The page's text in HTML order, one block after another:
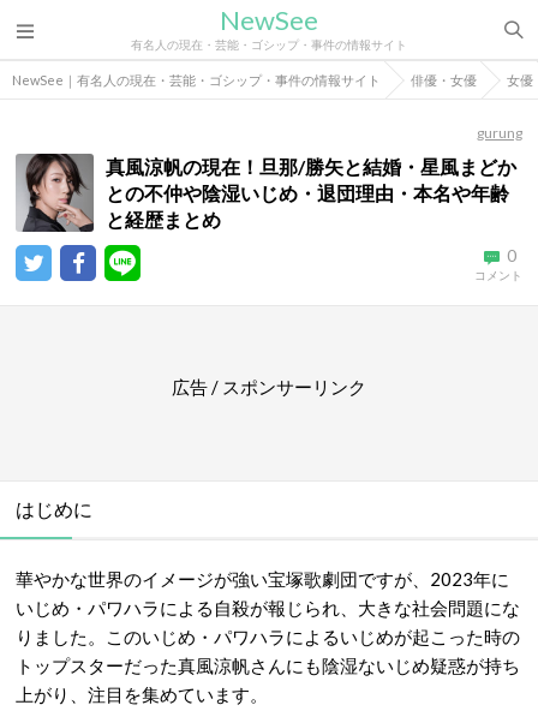
NewSee
有名人の現在・芸能・ゴシップ・事件の情報サイト
NewSee｜有名人の現在・芸能・ゴシップ・事件の情報サイト 俳優・女優 女優
gurung
真風涼帆の現在！旦那/勝矢と結婚・星風まどか
との不仲や陰湿いじめ・退団理由・本名や年齢
と経歴まとめ
0
コメント
広告 / スポンサーリンク
はじめに
華やかな世界のイメージが強い宝塚歌劇団ですが、2023年に
いじめ・パワハラによる自殺が報じられ、大きな社会問題にな
りました。このいじめ・パワハラによるいじめが起こった時の
トップスターだった真風涼帆さんにも陰湿ないじめ疑惑が持ち
上がり、注目を集めています。